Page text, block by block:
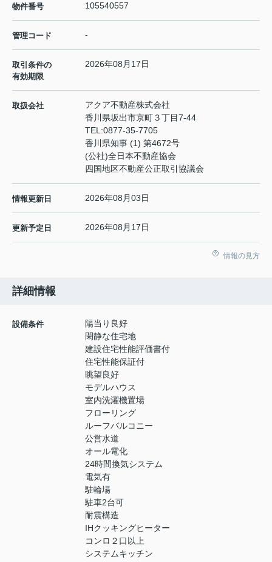
物件番号 105540557
管理コード -
取引条件の
有効期限
2026年08月17日
取扱会社
アクア不動産株式会社
香川県坂出市京町３丁目7-44
TEL:0877-35-7705
香川県知事 (1) 第4672号
(公社)全日本不動産協会
四国地区不動産公正取引協議会
情報更新日 2026年08月03日
更新予定日 2026年08月17日
情報の見方
詳細情報
設備条件
陽当り良好
閑静な住宅地
建設住宅性能評価書付
住宅性能保証付
眺望良好
モデルハウス
室内洗濯機置場
フローリング
ルーフバルコニー
公営水道
オール電化
24時間換気システム
電気有
駐輪場
駐車2台可
耐震構造
IHクッキングヒーター
コンロ２口以上
システムキッチン